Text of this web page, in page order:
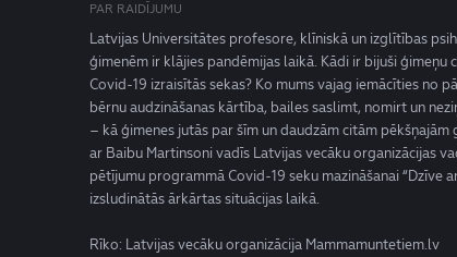
PAR RAIDĪJUMU
Latvijas Universitātes profesore, klīniskā un izglītības
ģimenēm ir klājies pandēmijas laikā. Kādi ir bijuši
Covid-19 izraisītās sekas? Ko mums vajag iemācīties no
bērnu audzināšanas kārtība, bailes saslimt, nomirt un
– kā ģimenes jutās par šīm un daudzām citām
ar Baibu Martinsoni vadīs Latvijas vecāku organizācijas
pētījumu programmā Covid-19 seku mazināšanai
izsludinātās ārkārtas situācijas laikā.
Rīko: Latvijas vecāku organizācija Mammamuntetiem.lv